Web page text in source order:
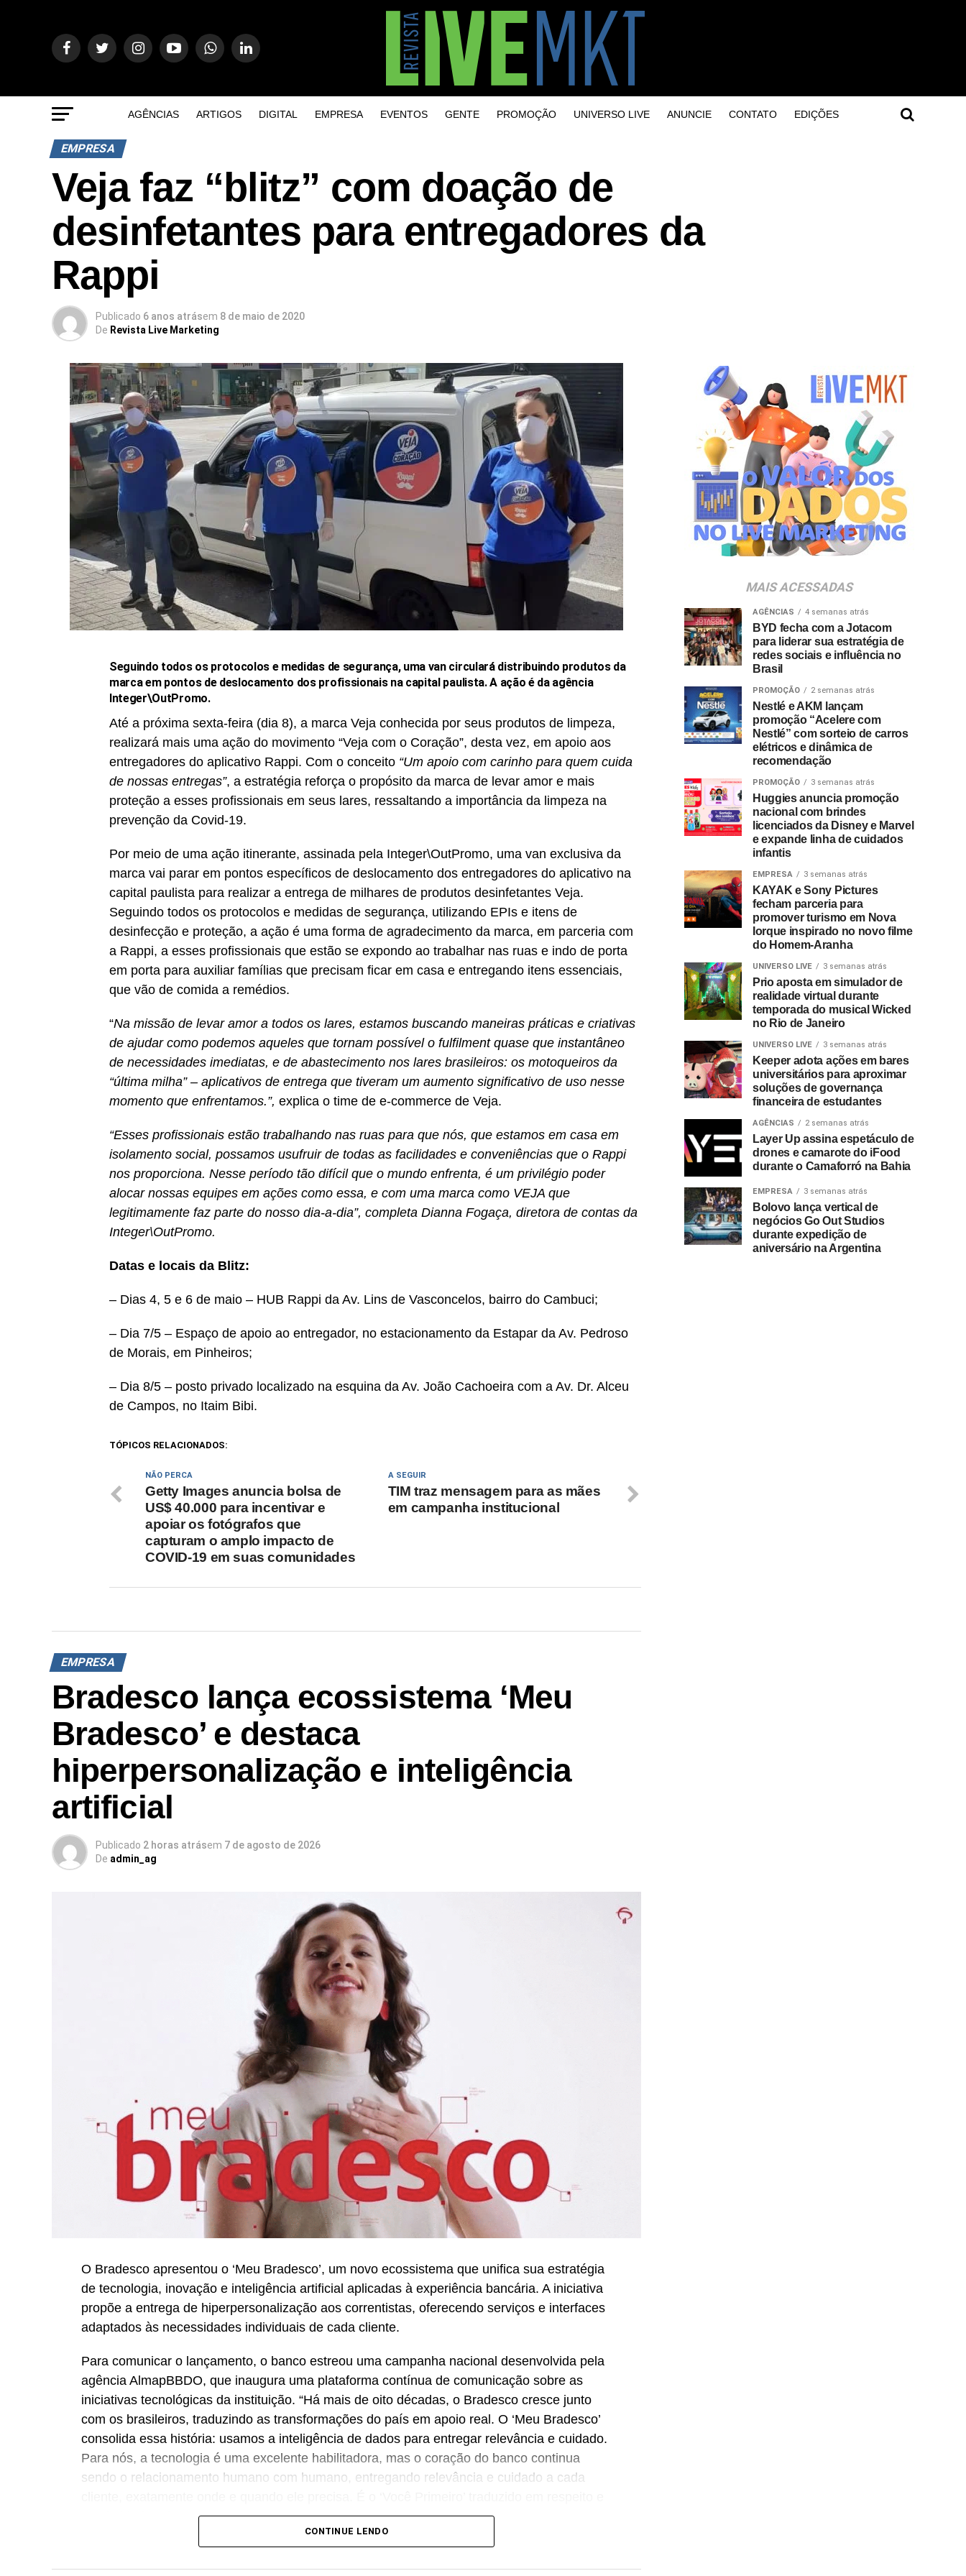
AGÊNCIAS ARTIGOS DIGITAL EMPRESA EVENTOS GENTE PROMOÇÃO UNIVERSO LIVE ANUNCIE CONTATO EDIÇÕES
EMPRESA
Veja faz “blitz” com doação de
desinfetantes para entregadores da
Rappi
Publicado 6 anos atrásem 8 de maio de 2020
De Revista Live Marketing
Seguindo todos os protocolos e medidas de segurança, uma van circulará distribuindo produtos da
marca em pontos de deslocamento dos profissionais na capital paulista. A ação é da agência
Integer\OutPromo.
Até a próxima sexta-feira (dia 8), a marca Veja conhecida por seus produtos de limpeza,
realizará mais uma ação do movimento “Veja com o Coração”, desta vez, em apoio aos
entregadores do aplicativo Rappi. Com o conceito “Um apoio com carinho para quem cuida
de nossas entregas”, a estratégia reforça o propósito da marca de levar amor e mais
proteção a esses profissionais em seus lares, ressaltando a importância da limpeza na
prevenção da Covid-19.
Por meio de uma ação itinerante, assinada pela Integer\OutPromo, uma van exclusiva da
marca vai parar em pontos específicos de deslocamento dos entregadores do aplicativo na
capital paulista para realizar a entrega de milhares de produtos desinfetantes Veja.
Seguindo todos os protocolos e medidas de segurança, utilizando EPIs e itens de
desinfecção e proteção, a ação é uma forma de agradecimento da marca, em parceria com
a Rappi, a esses profissionais que estão se expondo ao trabalhar nas ruas e indo de porta
em porta para auxiliar famílias que precisam ficar em casa e entregando itens essenciais,
que vão de comida a remédios.
“Na missão de levar amor a todos os lares, estamos buscando maneiras práticas e criativas
de ajudar como podemos aqueles que tornam possível o fulfilment quase que instantâneo
de necessidades imediatas, e de abastecimento nos lares brasileiros: os motoqueiros da
“última milha” – aplicativos de entrega que tiveram um aumento significativo de uso nesse
momento que enfrentamos.”, explica o time de e-commerce de Veja.
“Esses profissionais estão trabalhando nas ruas para que nós, que estamos em casa em
isolamento social, possamos usufruir de todas as facilidades e conveniências que o Rappi
nos proporciona. Nesse período tão difícil que o mundo enfrenta, é um privilégio poder
alocar nossas equipes em ações como essa, e com uma marca como VEJA que
legitimamente faz parte do nosso dia-a-dia”, completa Dianna Fogaça, diretora de contas da
Integer\OutPromo.
Datas e locais da Blitz:
– Dias 4, 5 e 6 de maio – HUB Rappi da Av. Lins de Vasconcelos, bairro do Cambuci;
– Dia 7/5 – Espaço de apoio ao entregador, no estacionamento da Estapar da Av. Pedroso
de Morais, em Pinheiros;
– Dia 8/5 – posto privado localizado na esquina da Av. João Cachoeira com a Av. Dr. Alceu
de Campos, no Itaim Bibi.
TÓPICOS RELACIONADOS:
A SEGUIR
TIM traz mensagem para as mães
em campanha institucional
NÃO PERCA
Getty Images anuncia bolsa de
US$ 40.000 para incentivar e
apoiar os fotógrafos que
capturam o amplo impacto de
COVID-19 em suas comunidades
EMPRESA
Bradesco lança ecossistema ‘Meu
Bradesco’ e destaca
hiperpersonalização e inteligência
artificial
Publicado 2 horas atrásem 7 de agosto de 2026
De admin_ag
O Bradesco apresentou o ‘Meu Bradesco’, um novo ecossistema que unifica sua estratégia
de tecnologia, inovação e inteligência artificial aplicadas à experiência bancária. A iniciativa
propõe a entrega de hiperpersonalização aos correntistas, oferecendo serviços e interfaces
adaptados às necessidades individuais de cada cliente.
Para comunicar o lançamento, o banco estreou uma campanha nacional desenvolvida pela
agência AlmapBBDO, que inaugura uma plataforma contínua de comunicação sobre as
iniciativas tecnológicas da instituição. “Há mais de oito décadas, o Bradesco cresce junto
com os brasileiros, traduzindo as transformações do país em apoio real. O ‘Meu Bradesco’
consolida essa história: usamos a inteligência de dados para entregar relevância e cuidado.
Para nós, a tecnologia é uma excelente habilitadora, mas o coração do banco continua
sendo o relacionamento humano com humano, entregando relevância e cuidado a cada
proximidade”, destaca Renato Camargo,CMOdo Bradesco.
Um dos pilares do novo ecossistema é a b.ia, assistente de inteligência artificial do banco
que atinge o marco de dez anos de operação em setembro de 2026. Com capacidade
CONTINUE LENDO
MAIS ACESSADAS
AGÊNCIAS 4 semanas atrás
BYD fecha com a Jotacom
para liderar sua estratégia de
redes sociais e influência no
Brasil
PROMOÇÃO 2 semanas atrás
Nestlé e AKM lançam
promoção “Acelere com
Nestlé” com sorteio de carros
elétricos e dinâmica de
recomendação
PROMOÇÃO 3 semanas atrás
Huggies anuncia promoção
nacional com brindes
licenciados da Disney e Marvel
e expande linha de cuidados
infantis
EMPRESA 3 semanas atrás
KAYAK e Sony Pictures
fecham parceria para
promover turismo em Nova
Iorque inspirado no novo filme
do Homem-Aranha
UNIVERSO LIVE 3 semanas atrás
Prio aposta em simulador de
realidade virtual durante
temporada do musical Wicked
no Rio de Janeiro
UNIVERSO LIVE 3 semanas atrás
Keeper adota ações em bares
universitários para aproximar
soluções de governança
financeira de estudantes
AGÊNCIAS 2 semanas atrás
Layer Up assina espetáculo de
drones e camarote do iFood
durante o Camaforró na Bahia
EMPRESA 3 semanas atrás
Bolovo lança vertical de
negócios Go Out Studios
durante expedição de
aniversário na Argentina